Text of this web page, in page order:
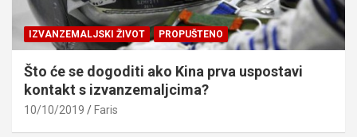
IZVANZEMALJSKI ŽIVOT PROPUŠTENO
Što će se dogoditi ako Kina prva uspostavi
kontakt s izvanzemaljcima?
10/10/2019 Faris